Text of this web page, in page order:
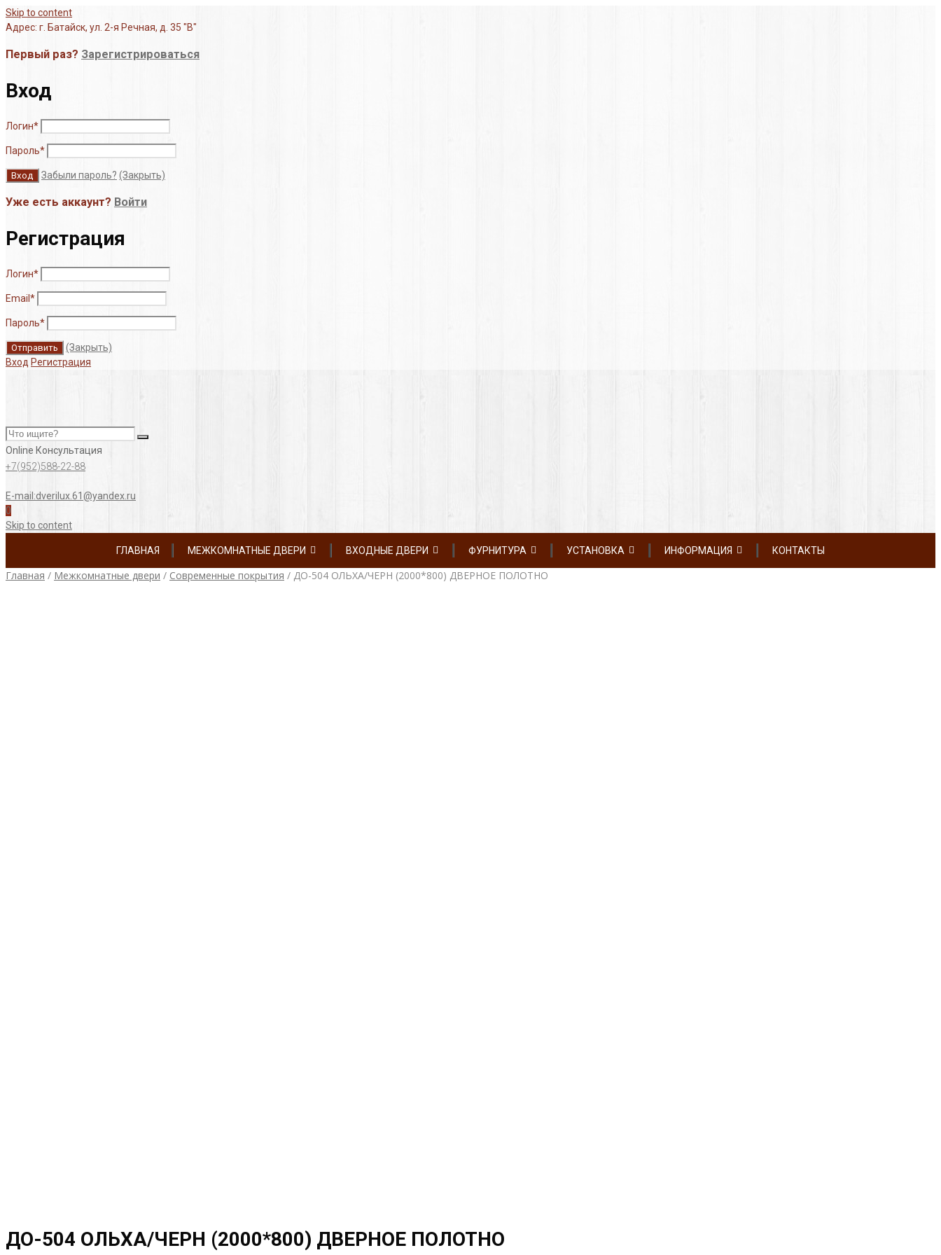
Skip to content
Адрес: г. Батайск, ул. 2-я Речная, д. 35 "В"
Первый раз? Зарегистрироваться
Вход
Логин*
Пароль*
Забыли пароль? (Закрыть)
Уже есть аккаунт? Войти
Регистрация
Логин*
Email *
Пароль*
(Закрыть)
Вход Регистрация
Online Консультация
+7(952)588-22-88
E-mail:dverilux.61@yandex.ru
0
Skip to content
ГЛАВНАЯ МЕЖКОМНАТНЫЕ ДВЕРИ ВХОДНЫЕ ДВЕРИ ФУРНИТУРА УСТАНОВКА ИНФОРМАЦИЯ КОНТАКТЫ
Главная / Межкомнатные двери / Современные покрытия / ДО-504 ОЛЬХА/ЧЕРН (2000*800) ДВЕРНОЕ ПОЛОТНО
ДО-504 ОЛЬХА/ЧЕРН (2000*800) ДВЕРНОЕ ПОЛОТНО